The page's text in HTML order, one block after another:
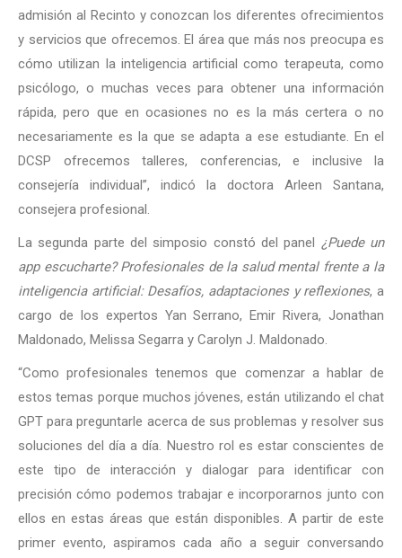
admisión al Recinto y conozcan los diferentes ofrecimientos
y servicios que ofrecemos. El área que más nos preocupa es
cómo utilizan la inteligencia artificial como terapeuta, como
psicólogo, o muchas veces para obtener una información
rápida, pero que en ocasiones no es la más certera o no
necesariamente es la que se adapta a ese estudiante. En el
DCSP ofrecemos talleres, conferencias, e inclusive la
consejería individual”, indicó la doctora Arleen Santana,
consejera profesional.
La segunda parte del simposio constó del panel ¿Puede un
app escucharte? Profesionales de la salud mental frente a la
inteligencia artificial: Desafíos, adaptaciones y reflexiones, a
cargo de los expertos Yan Serrano, Emir Rivera, Jonathan
Maldonado, Melissa Segarra y Carolyn J. Maldonado.
“Como profesionales tenemos que comenzar a hablar de
estos temas porque muchos jóvenes, están utilizando el chat
GPT para preguntarle acerca de sus problemas y resolver sus
soluciones del día a día. Nuestro rol es estar conscientes de
este tipo de interacción y dialogar para identificar con
precisión cómo podemos trabajar e incorporarnos junto con
ellos en estas áreas que están disponibles. A partir de este
primer evento, aspiramos cada año a seguir conversando